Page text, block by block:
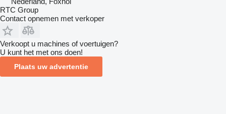
RTC Group
Contact opnemen met verkoper
Verkoopt u machines of voertuigen?
U kunt het met ons doen!
Plaats uw advertentie